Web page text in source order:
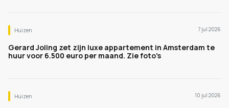
Huizen 7 jul 2026
Gerard Joling zet zijn luxe appartement in Amsterdam te
huur voor 6.500 euro per maand. Zie foto's
Huizen 10 jul 2026